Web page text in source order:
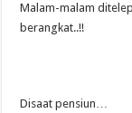
Malam-malam
berangkat..!!
Disaat pensiun…